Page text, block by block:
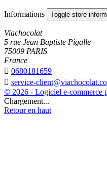
Informations Toggle store
Viachocolat
5 rue Jean Baptiste Pigalle
75009 PARIS
France
 0680181659
 service-
© 2026 - Logiciel e-commerce
Chargement...
Retour en haut